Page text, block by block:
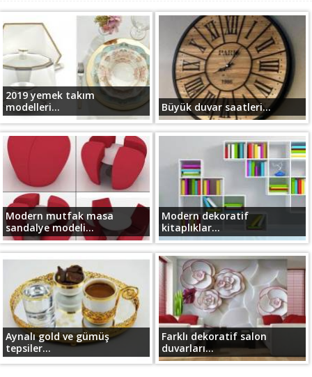
2019 yemek takım
modelleri...
Büyük duvar saatleri...
Modern mutfak masa
sandalye modeli...
Modern dekoratif
kitaplıklar...
Aynalı gold ve gümüş
tepsiler...
Farklı dekoratif salon
duvarları...